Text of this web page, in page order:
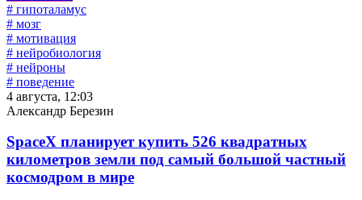
# гипоталамус
# мозг
# мотивация
# нейробиология
# нейроны
# поведение
4 августа, 12:03
Александр Березин
SpaceX планирует купить 526 квадратных
километров земли под самый большой частный
космодром в мире